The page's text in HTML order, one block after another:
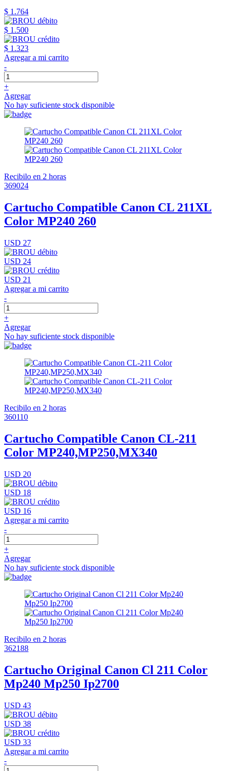
$ 1.764
$ 1.500
$ 1.323
Agregar a mi carrito
-
+
Agregar
No hay suficiente stock disponible
Recibilo en 2 horas
369024
Cartucho Compatible Canon CL 211XL
Color MP240 260
USD 27
USD 24
USD 21
Agregar a mi carrito
-
+
Agregar
No hay suficiente stock disponible
Recibilo en 2 horas
360110
Cartucho Compatible Canon CL-211
Color MP240,MP250,MX340
USD 20
USD 18
USD 16
Agregar a mi carrito
-
+
Agregar
No hay suficiente stock disponible
Recibilo en 2 horas
362188
Cartucho Original Canon Cl 211 Color
Mp240 Mp250 Ip2700
USD 43
USD 38
USD 33
Agregar a mi carrito
-